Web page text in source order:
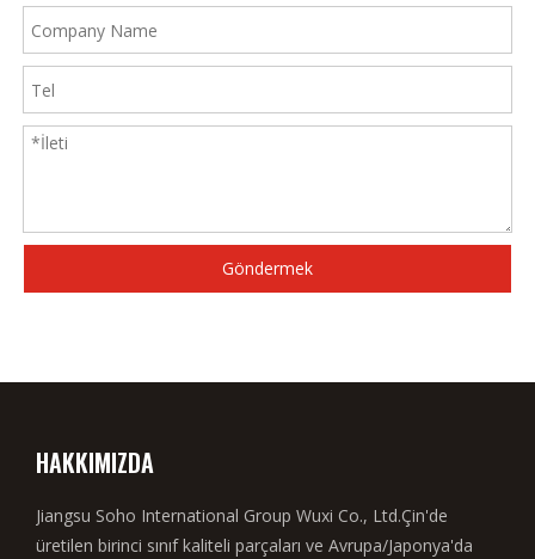
Göndermek
HAKKIMIZDA
Jiangsu Soho International Group Wuxi Co., Ltd.Çin'de
üretilen birinci sınıf kaliteli parçaları ve Avrupa/Japonya'da